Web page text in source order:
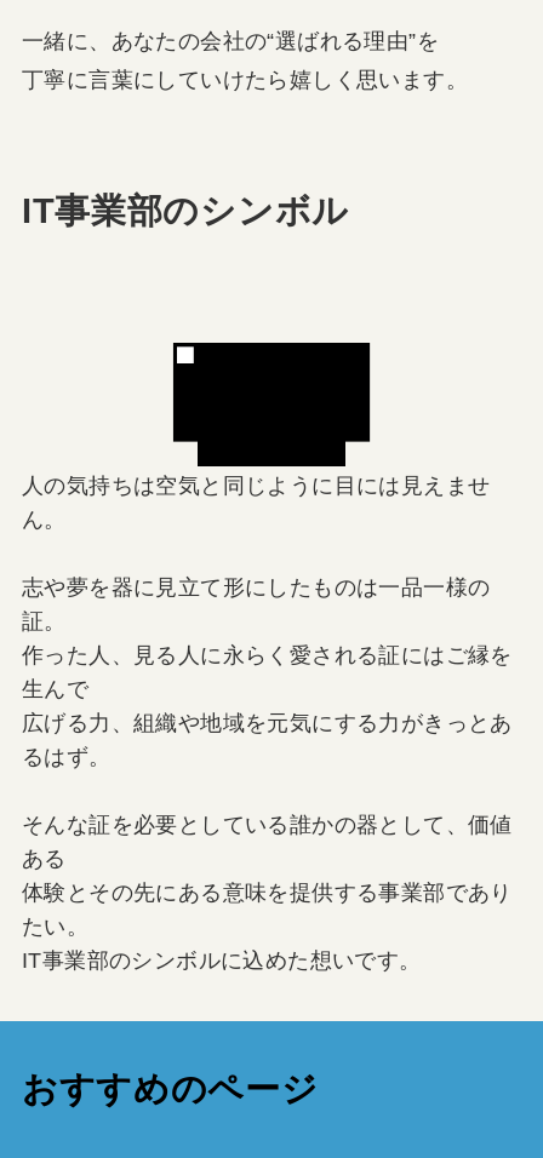
一緒に、あなたの会社の“選ばれる理由”を
丁寧に言葉にしていけたら嬉しく思います。
IT事業部のシンボル
人の気持ちは空気と同じように目には見えませ
ん。
志や夢を器に見立て形にしたものは一品一様の
証。
作った人、見る人に永らく愛される証にはご縁を
生んで
広げる力、組織や地域を元気にする力がきっとあ
るはず。
そんな証を必要としている誰かの器として、価値
ある
体験とその先にある意味を提供する事業部であり
たい。
IT事業部のシンボルに込めた想いです。
おすすめのページ